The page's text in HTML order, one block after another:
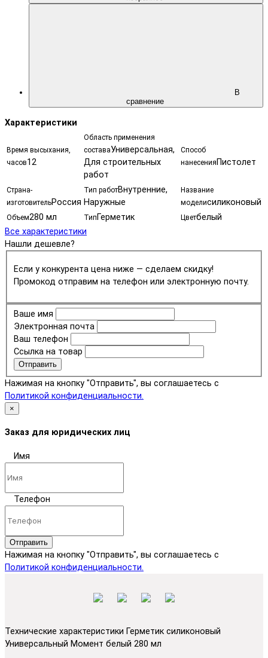
В
сравнение
Характеристики
Время высыхания,
часов12
Область применения
составаУниверсальная,
Для строительных
работ
Способ
нанесения Пистолет
Страна-
изготовительРоссия
Тип работВнутренние,
Наружные
Название
моделисиликоновый
Объем280 мл Тип Герметик Цветбелый
Все характеристики
Нашли дешевле?
Если у конкурента цена ниже — сделаем скидку!
Промокод отправим на телефон или электронную почту.
Ваше имя
Электронная почта
Ваш телефон
Ссылка на товар
Отправить
Нажимая на кнопку "Отправить", вы соглашаетесь с
Политикой конфиденциальности.
×
Заказ для юридических лиц
Имя
Телефон
Отправить
Нажимая на кнопку "Отправить", вы соглашаетесь с
Политикой конфиденциальности.
Технические характеристики Герметик силиконовый
Универсальный Момент белый 280 мл